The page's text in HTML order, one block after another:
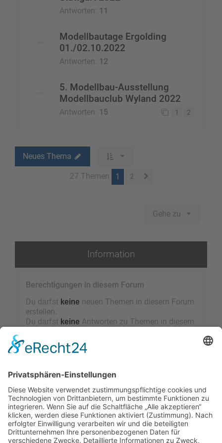
Antworten: 11
Modellbautage Ergolding
01./02.10.2022
Antworten: 12
5. Modellbau-Ausstellung
Modellbauclub Wyland 2022
Antworten: 15 1 2
Neues Thema
27 Themen 1 2
Gehe zu
Information
Berechtigungen in diesem Forum
Du darfst keine neuen Themen in diesem Forum
erstellen.
Du darfst keine Antworten zu Themen in diesem
Du darfst deine Beiträge in diesem Forum
ändern.
löschen.
Du darfst
Dateianhänge in diesem Forum
erstellen.